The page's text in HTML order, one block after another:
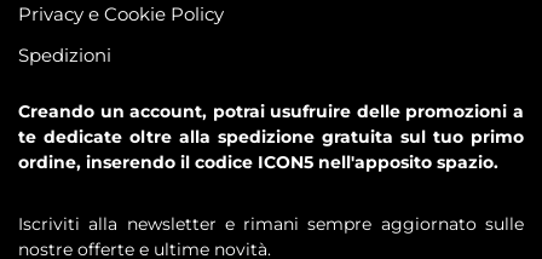
Privacy e Cookie Policy
Spedizioni
Creando un account, potrai usufruire delle promozioni a
te dedicate oltre alla spedizione gratuita sul tuo primo
ordine, inserendo il codice ICON5 nell'apposito spazio.
Iscriviti alla newsletter e rimani sempre aggiornato sulle
nostre offerte e ultime novità.